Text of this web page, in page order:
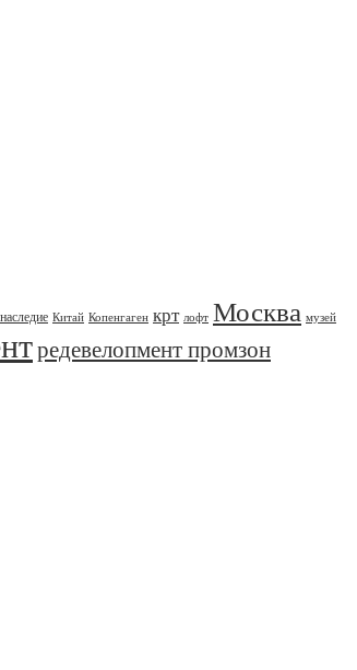
Китай Копенгаген крт лофт Москва музей
редевелопмент промзон